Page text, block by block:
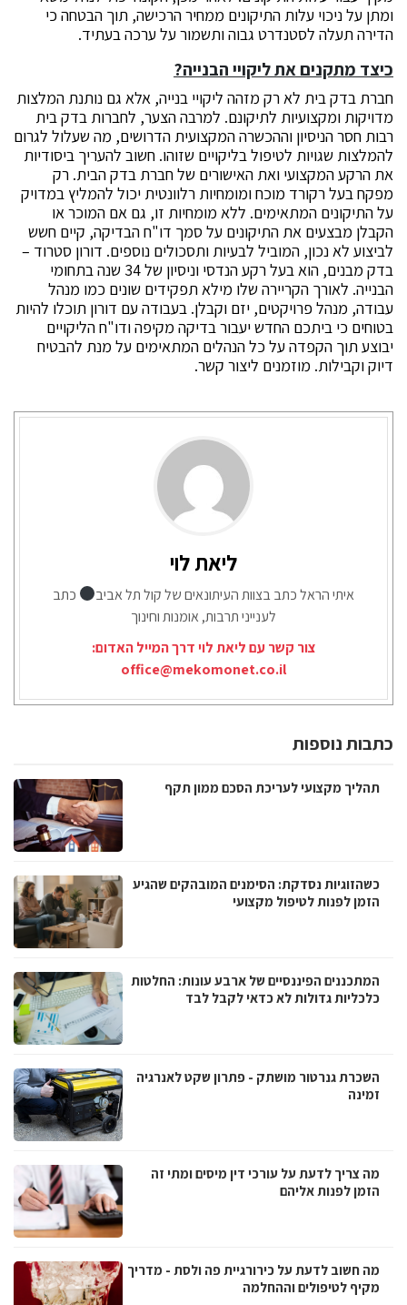
ומתן על ניכוי עלות התיקונים ממחיר הרכישה, תוך הבטחה כי
הדירה תעלה לסטנדרט גבוה ותשמור על ערכה בעתיד.
כיצד מתקנים את ליקויי הבנייה?
חברת בדק בית לא רק מזהה ליקויי בנייה, אלא גם נותנת המלצות
מדויקות ומקצועיות לתיקונם. למרבה הצער, לחברות בדק בית
רבות חסר הניסיון וההכשרה המקצועית הדרושים, מה שעלול לגרום
להמלצות שגויות לטיפול בליקויים שזוהו. חשוב להעריך ביסודיות
את הרקע המקצועי ואת האישורים של חברת בדק הבית. רק
מפקח בעל רקורד מוכח ומומחיות רלוונטית יכול להמליץ ​​במדויק
על התיקונים המתאימים. ללא מומחיות זו, גם אם המוכר או
הקבלן מבצעים את התיקונים על סמך דו"ח הבדיקה, קיים חשש
לביצוע לא נכון, המוביל לבעיות ותסכולים נוספים. דורון סטרוד –
בדק מבנים, הוא בעל רקע הנדסי וניסיון של 34 שנה בתחומי
הבנייה. לאורך הקריירה שלו מילא תפקידים שונים כמו מנהל
עבודה, מנהל פרויקטים, יזם וקבלן. בעבודה עם דורון תוכלו להיות
בטוחים כי ביתכם החדש יעבור בדיקה מקיפה ודו"ח הליקויים
יבוצע תוך הקפדה על כל הנהלים המתאימים על מנת להבטיח
דיוק וקבילות. מוזמנים ליצור קשר.
ליאת לוי
איתי הראל כתב בצוות העיתונאים של קול תל אביב
כתב
לענייני תרבות, אומנות וחינוך
צור קשר עם ליאת לוי דרך המייל האדום:
office@mekomonet.co.il
כתבות נוספות
תהליך מקצועי לעריכת הסכם ממון תקף
כשהזוגיות נסדקת: הסימנים המובהקים שהגיע
הזמן לפנות לטיפול מקצועי
המתכננים הפיננסיים של ארבע עונות: החלטות
כלכליות גדולות לא כדאי לקבל לבד
השכרת גנרטור מושתק - פתרון שקט לאנרגיה
זמינה
מה צריך לדעת על עורכי דין מיסים ומתי זה
הזמן לפנות אליהם
מה חשוב לדעת על כירורגיית פה ולסת - מדריך
מקיף לטיפולים וההחלמה